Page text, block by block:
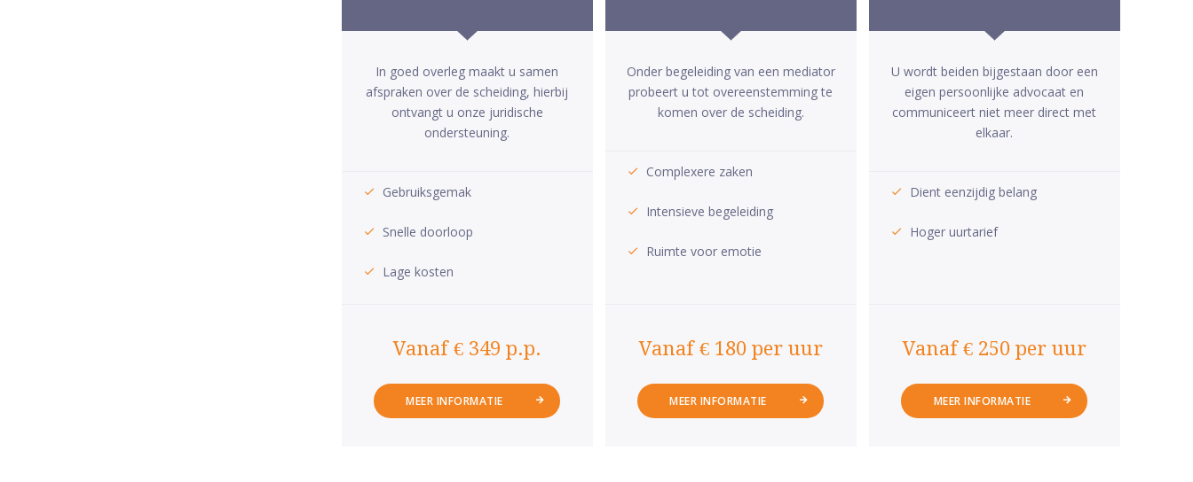
In goed overleg maakt u samen
afspraken over de scheiding, hierbij
ontvangt u onze juridische
ondersteuning.
Gebruiksgemak
Snelle doorloop
Lage kosten
Vanaf € 349 p.p.
MEER INFORMATIE
Onder begeleiding van een mediator
probeert u tot overeenstemming te
komen over de scheiding.
Complexere zaken
Intensieve begeleiding
Ruimte voor emotie
Vanaf € 180 per uur
MEER INFORMATIE
U wordt beiden bijgestaan door een
eigen persoonlijke advocaat en
communiceert niet meer direct met
elkaar.
Dient eenzijdig belang
Hoger uurtarief
Vanaf € 250 per uur
MEER INFORMATIE